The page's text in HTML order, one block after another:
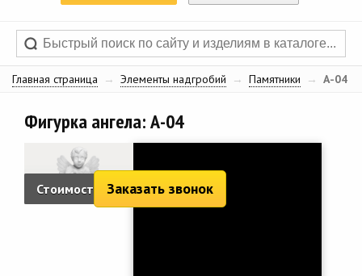
Главная страница → Элементы надгробий → Памятники → А-04
Фигурка ангела: А-04
Стоимость: 3 040 руб.
Заказать звонок